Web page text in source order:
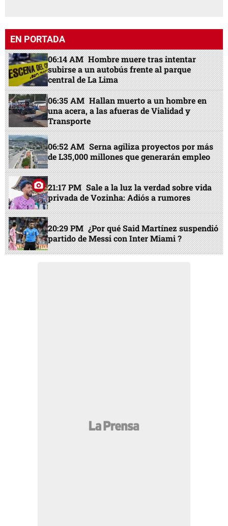
EN PORTADA
06:14 AM Hombre muere tras intentar
subirse a un autobús frente al parque
central de La Lima
06:35 AM Hallan muerto a un hombre en
una acera, a las afueras de Vialidad y
Transporte
06:52 AM Serna agiliza proyectos por más
de L35,000 millones que generarán empleo
21:17 PM Sale a la luz la verdad sobre vida
privada de Vozinha: Adiós a rumores
20:29 PM ¿Por qué Said Martínez suspendió
partido de Messi con Inter Miami ?